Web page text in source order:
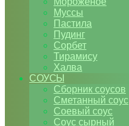
Муссы
Пастила
Пудинг
Сорбет
Тирамису
Халва
СОУСЫ
Сборник соусов
Сметанный соус
Соевый соус
Соус сырный